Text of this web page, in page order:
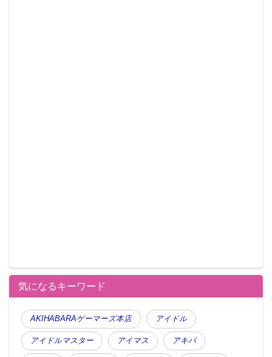
気になるキーワード
AKIHABARAゲーマーズ本店 アイドル
アイドルマスター アイマス アキバ